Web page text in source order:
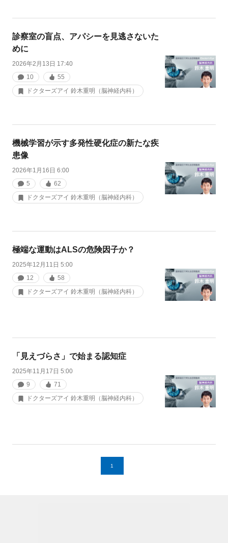
診察室の盲点、アパシーを見逃さないた
めに
2026年2月13日 17:40
10
55
ドクターズアイ 鈴木重明（脳神経内科）
機械学習が示す多発性硬化症の新たな疾
患像
2026年1月16日 6:00
5
62
ドクターズアイ 鈴木重明（脳神経内科）
極端な運動はALSの危険因子か？
2025年12月11日 5:00
12
58
ドクターズアイ 鈴木重明（脳神経内科）
「見えづらさ」で始まる認知症
2025年11月17日 5:00
9
71
ドクターズアイ 鈴木重明（脳神経内科）
1